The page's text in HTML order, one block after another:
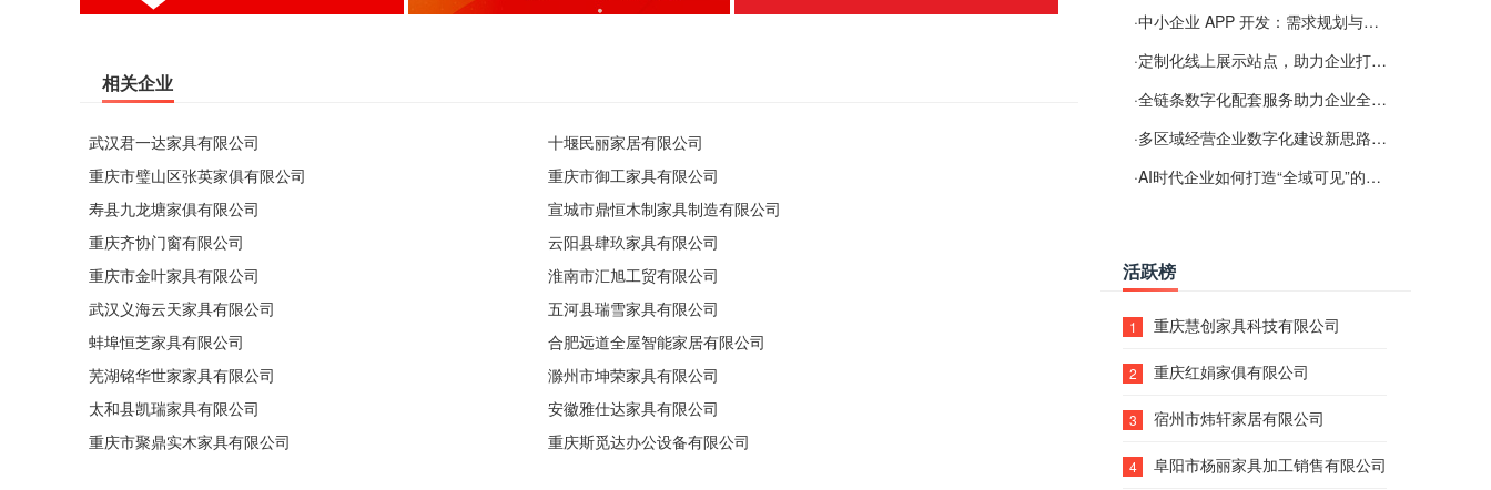
相关企业
武汉君一达家具有限公司
重庆市璧山区张英家俱有限公司
寿县九龙塘家俱有限公司
重庆齐协门窗有限公司
重庆市金叶家具有限公司
武汉义海云天家具有限公司
蚌埠恒芝家具有限公司
芜湖铭华世家家具有限公司
太和县凯瑞家具有限公司
重庆市聚鼎实木家具有限公司
十堰民丽家居有限公司
重庆市御工家具有限公司
宣城市鼎恒木制家具制造有限公司
云阳县肆玖家具有限公司
淮南市汇旭工贸有限公司
五河县瑞雪家具有限公司
合肥远道全屋智能家居有限公司
滁州市坤荣家具有限公司
安徽雅仕达家具有限公司
重庆斯觅达办公设备有限公司
·中小企业 APP 开发：需求规划与项目落地避坑经验分享
·定制化线上展示站点，助力企业打通线上经营渠道
·全链条数字化配套服务助力企业全域线上经营
·多区域经营企业数字化建设新思路：多端载体与地域检索一体化落地思路分享
·AI时代企业如何打造“全域可见”的数字资产？梓彤超越给出新解法
活跃榜
1 重庆慧创家具科技有限公司
2 重庆红娟家俱有限公司
3 宿州市炜轩家居有限公司
4 阜阳市杨丽家具加工销售有限公司